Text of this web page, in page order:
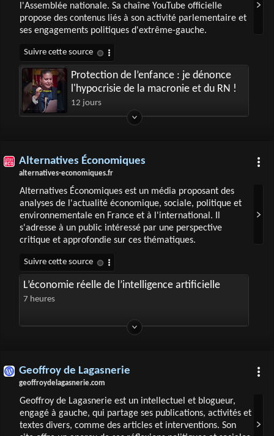
l'Assemblée nationale. Sa chaîne YouTube officielle
propose des contenus liés à son activité parlementaire et
ses engagements politiques d'extrême-gauche.
Protection de l’enfance : je dénonce
l'hypocrisie de la macronie et du RN !
12 jours
Alternatives Économiques
alternatives-economiques.fr
Alternatives Économiques est un média proposant des
analyses de l'actualité économique, sociale, politique et
environnementale en France et à l'international. Il
s'adresse à un public intéressé par une perspective
critique et approfondie sur ces thématiques.
L’économie réelle de l’intelligence artificielle
7 heures
Geoffroy de Lagasnerie
geoffroydelagasnerie.com
Geoffroy de Lagasnerie est un intellectuel et blogueur,
engagé à gauche, qui partage ses publications, activités et
textes divers, comme des articles et interventions. Son